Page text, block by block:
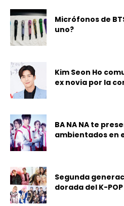
Micrófonos de
uno?
Kim Seon Ho
ex novia por la
BA NA NA te
ambientados en
Segunda
dorada del K-POP